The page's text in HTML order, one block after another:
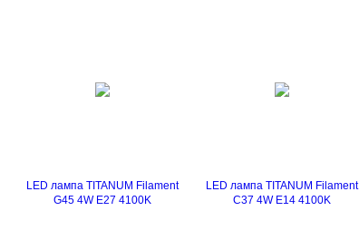
LED лампа TITANUM Filament
G45 4W E27 4100K
LED лампа TITANUM Filament
C37 4W E14 4100K